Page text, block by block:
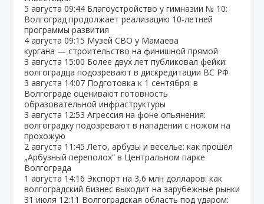
5 августа 09:44 Благоустройство у гимназии № 10:
Волгоград продолжает реализацию 10‑летней
программы развития
4 августа 09:15 Музей СВО у Мамаева
кургана — строительство на финишной прямой
3 августа 15:00 Более двух лет публиковал фейки:
волгоградца подозревают в дискредитации ВС РФ
3 августа 14:07 Подготовка к 1 сентября: в
Волгограде оценивают готовность
образовательной инфраструктуры
3 августа 12:53 Агрессия на фоне опьянения:
волгоградку подозревают в нападении с ножом на
прохожую
2 августа 11:45 Лето, арбузы и веселье: как прошёл
„Арбузный переполох“ в Центральном парке
Волгограда
1 августа 14:16 Экспорт на 3,6 млн долларов: как
волгоградский бизнес выходит на зарубежные рынки
31 июля 12:11 Волгоградская область под ударом: